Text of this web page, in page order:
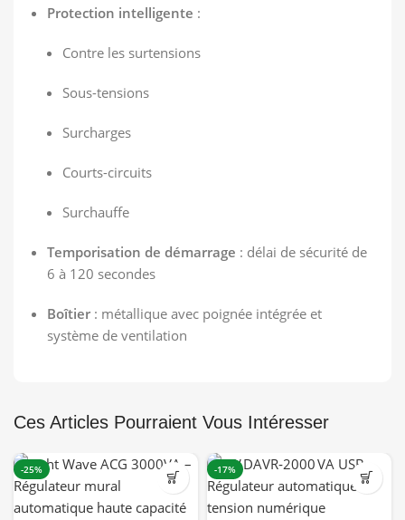
Protection intelligente :
Contre les surtensions
Sous-tensions
Surcharges
Courts-circuits
Surchauffe
Temporisation de démarrage : délai de sécurité de
6 à 120 secondes
Boîtier : métallique avec poignée intégrée et
système de ventilation
Ces Articles Pourraient Vous Intéresser
-25% -17%